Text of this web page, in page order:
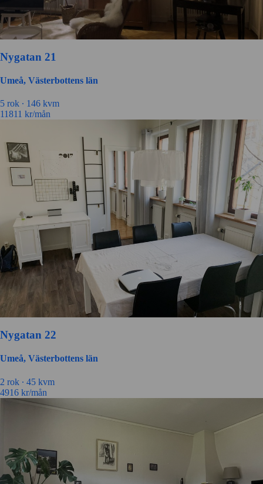
Nygatan 21
Umeå, Västerbottens län
5 rok ∙ 146 kvm
11811 kr/mån
Nygatan 22
Umeå, Västerbottens län
2 rok ∙ 45 kvm
4916 kr/mån